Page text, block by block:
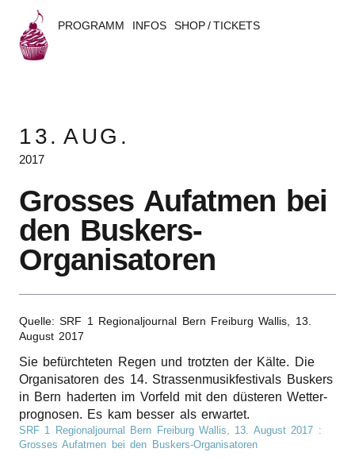
s
e
r
s
B
e
r
n
PROGRAMM INFOS SHOP / TICKETS
13.AUG.
2017
Gros­ses Aufat­men bei
den Buskers-
Organisatoren
Quelle: SRF 1 Regio­nal­jour­nal Bern Frei­burg Wallis, 13.
August 2017
Sie befürch­te­ten Regen und trotz­ten der Kälte. Die
Orga­ni­sa­to­ren des 14. Stras­sen­mu­sik­fes­ti­vals Buskers
in Bern hader­ten im Vorfeld mit den düste­ren Wetter­
pro­gno­sen. Es kam besser als erwartet.
SRF 1 Regionaljournal Bern Freiburg Wallis, 13. August 2017 :
Gros­ses Aufat­men bei den Buskers-Organisatoren